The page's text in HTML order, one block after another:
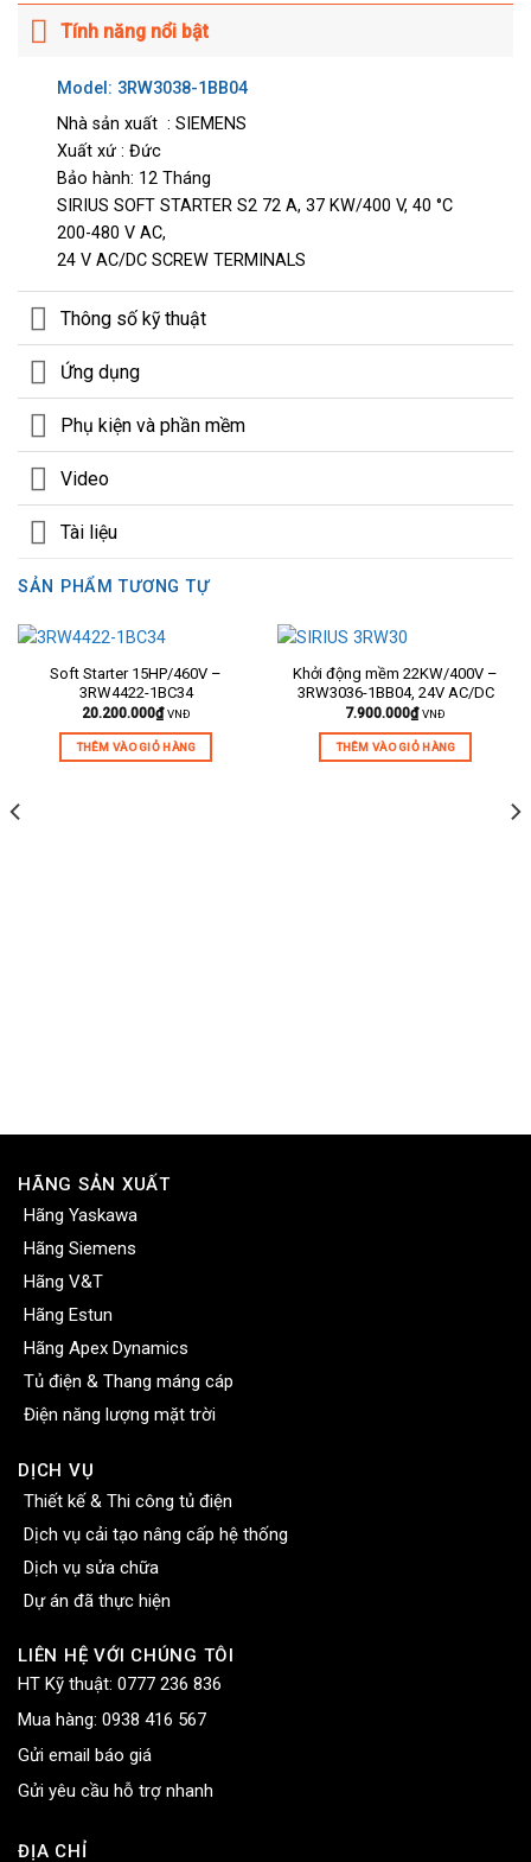
Tính năng nổi bật
Model: 3RW3038-1BB04
Nhà sản xuất : SIEMENS
Xuất xứ : Đức
Bảo hành: 12 Tháng
SIRIUS SOFT STARTER S2 72 A, 37 KW/400 V, 40 °C
200-480 V AC,
24 V AC/DC SCREW TERMINALS
Thông số kỹ thuật
Ứng dụng
Phụ kiện và phần mềm
Video
Tài liệu
SẢN PHẨM TƯƠNG TỰ
Soft Starter 15HP/460V –
3RW4422-1BC34
20.200.000₫ VNĐ
THÊM VÀO GIỎ HÀNG
Khởi động mềm 22KW/400V –
3RW3036-1BB04, 24V AC/DC
7.900.000₫ VNĐ
THÊM VÀO GIỎ HÀNG
HÃNG SẢN XUẤT
Hãng Yaskawa
Hãng Siemens
Hãng V&T
Hãng Estun
Hãng Apex Dynamics
Tủ điện & Thang máng cáp
Điện năng lượng mặt trời
DỊCH VỤ
Thiết kế & Thi công tủ điện
Dịch vụ cải tạo nâng cấp hệ thống
Dịch vụ sửa chữa
Dự án đã thực hiện
LIÊN HỆ VỚI CHÚNG TÔI
HT Kỹ thuật: 0777 236 836
Mua hàng: 0938 416 567
Gửi email báo giá
Gửi yêu cầu hỗ trợ nhanh
ĐỊA CHỈ